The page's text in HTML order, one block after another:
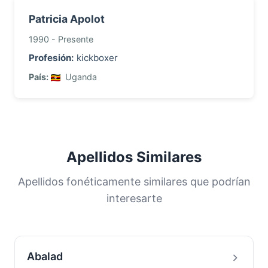
Patricia Apolot
1990 - Presente
Profesión: kickboxer
País: Uganda
Apellidos Similares
Apellidos fonéticamente similares que podrían
interesarte
Abalad